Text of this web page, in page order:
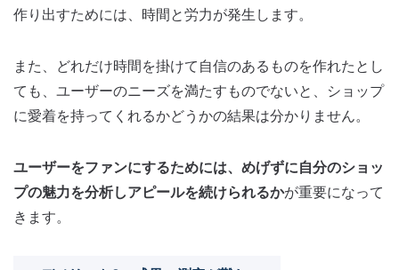
作り出すためには、時間と労力が発生します。
また、どれだけ時間を掛けて自信のあるものを作れたとし
ても、ユーザーのニーズを満たすものでないと、ショップ
に愛着を持ってくれるかどうかの結果は分かりません。
ユーザーをファンにするためには、めげずに自分のショッ
プの魅力を分析しアピールを続けられるかが重要になって
きます。